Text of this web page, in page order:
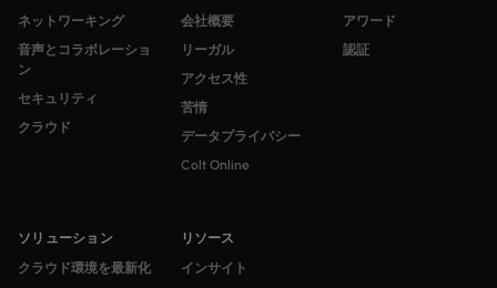
ネットワーキング
音声とコラボレーショ
ン
セキュリティ
クラウド
ソリューション
クラウド環境を最新化
リソース
インサイト
会社概要
リーガル
アクセス性
苦情
データプライバシー
Colt Online
アワード
認証